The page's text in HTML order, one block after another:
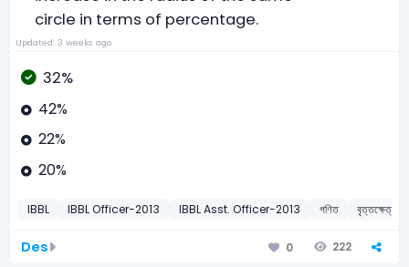
circle in terms of percentage.
Updated: 3 weeks ago
32%
42%
22%
20%
IBBL IBBL Officer-2013 IBBL Asst. Officer-2013 গণিত বৃত্তক্ষেত্র ও
Des 0 222